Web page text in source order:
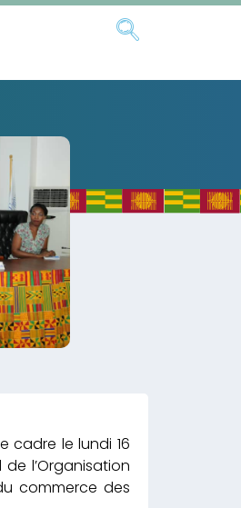
cadre le lundi 16
l’Organisation
commerce des